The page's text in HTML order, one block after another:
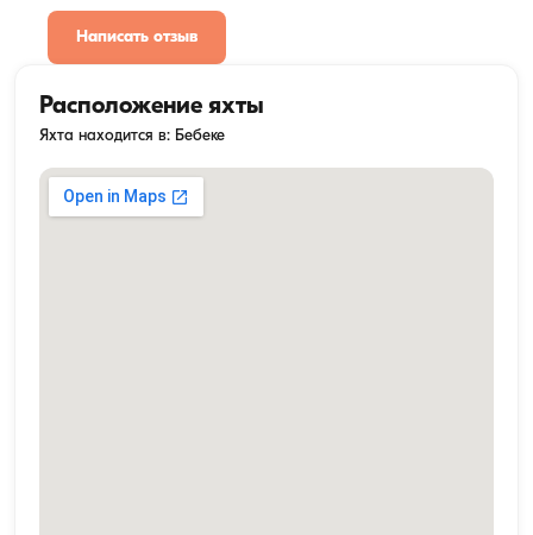
Написать отзыв
Расположение яхты
Яхта находится в: Бебеке